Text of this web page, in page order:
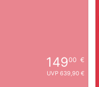
14900 €
UVP 639,90 €